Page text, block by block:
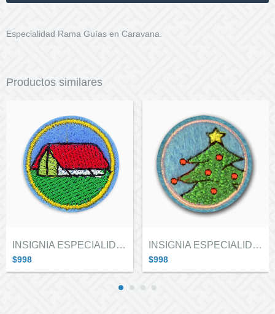
Especialidad Rama Guías en Caravana.
Productos similares
INSIGNIA ESPECIALIDAD GUIAS EN CARAVANA...
$998
INSIGNIA ESPECIALIDAD GUIAS EN CARAVANA...
$998